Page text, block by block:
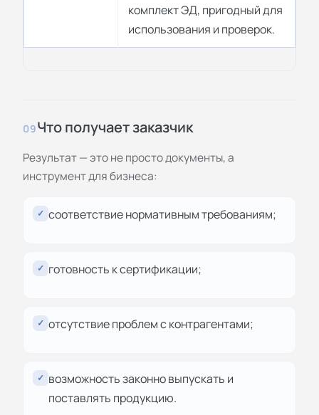
комплект ЭД, пригодный для
использования и проверок.
09Что получает заказчик
Результат — это не просто документы, а
инструмент для бизнеса:
✓ соответствие нормативным требованиям;
✓ готовность к сертификации;
✓ отсутствие проблем с контрагентами;
✓ возможность законно выпускать и
поставлять продукцию.